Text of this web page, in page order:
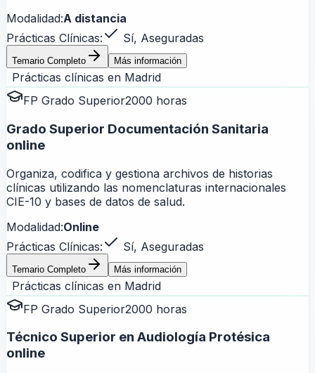
Modalidad:A distancia
Prácticas Clínicas:
Sí, Aseguradas
Temario Completo Más información
Prácticas clínicas en Madrid
FP Grado Superior2000 horas
Grado Superior Documentación Sanitaria
online
Organiza, codifica y gestiona archivos de historias
clínicas utilizando las nomenclaturas internacionales
CIE-10 y bases de datos de salud.
Modalidad:Online
Prácticas Clínicas:
Sí, Aseguradas
Temario Completo Más información
Prácticas clínicas en Madrid
FP Grado Superior2000 horas
Técnico Superior en Audiología Protésica
online